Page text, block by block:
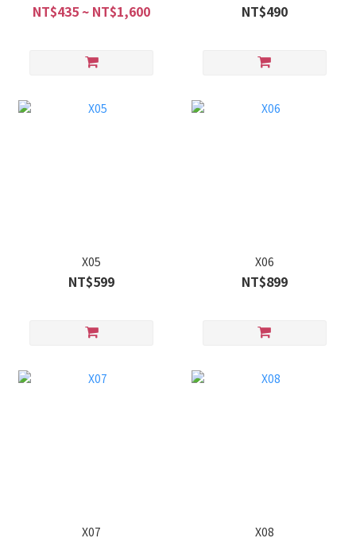
NT$435 ~ NT$1,600 NT$490
X05
NT$599
X06
NT$899
X07 X08